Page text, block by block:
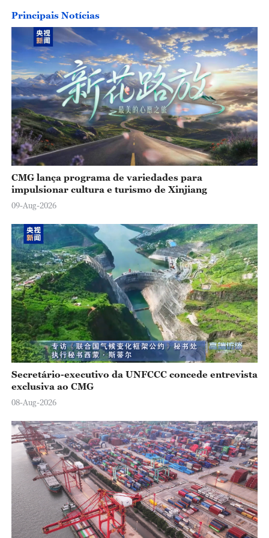
Principais Notícias
CMG lança programa de variedades para
impulsionar cultura e turismo de Xinjiang
09-Aug-2026
Secretário-executivo da UNFCCC concede entrevista
exclusiva ao CMG
08-Aug-2026